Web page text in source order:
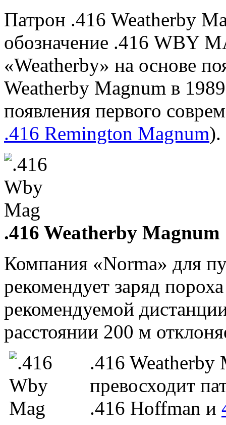
Патрон .416 Weatherby
обозначение .416 WBY
«Weatherby» на основе
Weatherby Magnum в
появления первого
.416 Remington Magnum).
.416 Weatherby Magnum
Компания «Norma» для
рекомендует заряд
рекомендуемой
расстоянии 200 м
.416 Weatherby
превосходит
.416 Hoffman и